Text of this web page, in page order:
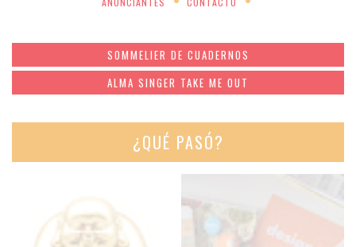
SOMMELIER DE CUADERNOS
ALMA SINGER TAKE ME OUT
¿QUÉ PASÓ?